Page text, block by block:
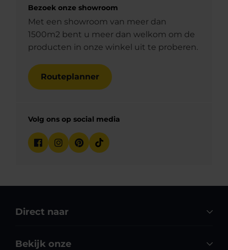
Bezoek onze showroom
Met een showroom van meer dan
1500m2 bent u meer dan welkom om de
producten in onze winkel uit te proberen.
Routeplanner
Volg ons op social media
Direct naar
Bekijk onze